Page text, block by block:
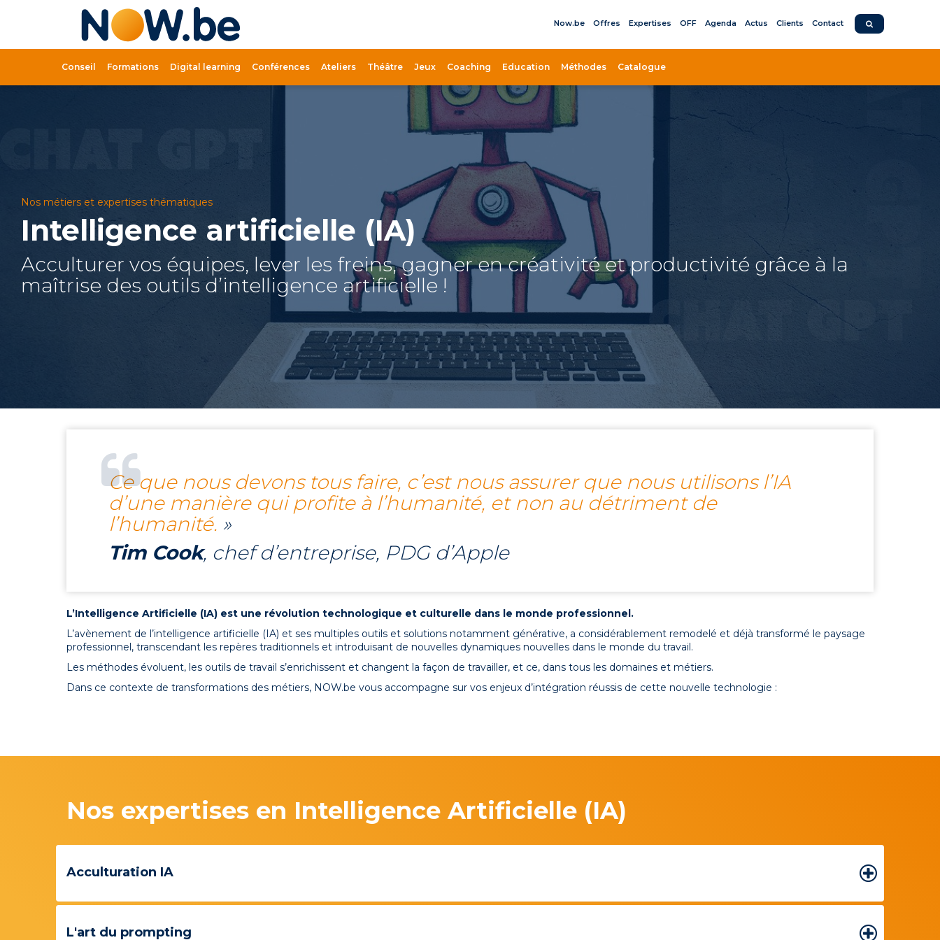
d'accueil
Now.be Offres Expertises OFF Agenda Actus Clients Contact
Conseil Formations Digital learning Conférences Ateliers Théâtre Jeux Coaching Education Méthodes Catalogue
Nos métiers et expertises thématiques
Intelligence artificielle (IA)
Acculturer vos équipes, lever les freins, gagner en créativité et productivité grâce à la
maîtrise des outils d’intelligence artificielle !
Ce que nous devons tous faire, c’est nous assurer que nous utilisons l’IA
d’une manière qui profite à l’humanité, et non au détriment de
l’humanité. »
Tim Cook, chef d’entreprise, PDG d’Apple
L’Intelligence Artificielle (IA) est une révolution technologique et culturelle dans le monde professionnel.
L’avènement de l’intelligence artificielle (IA) et ses multiples outils et solutions notamment générative, a considérablement remodelé et déjà transformé le paysage
professionnel, transcendant les repères traditionnels et introduisant de nouvelles dynamiques nouvelles dans le monde du travail.
Les méthodes évoluent, les outils de travail s’enrichissent et changent la façon de travailler, et ce, dans tous les domaines et métiers.
Dans ce contexte de transformations des métiers, NOW.be vous accompagne sur vos enjeux d’intégration réussis de cette nouvelle technologie :
Nos expertises en Intelligence Artificielle (IA)
Acculturation IA
L'art du prompting